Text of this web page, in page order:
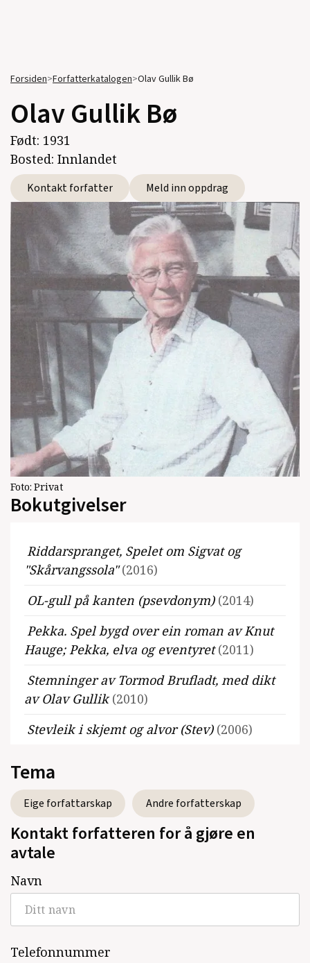
Forsiden>Forfatterkatalogen>Olav Gullik Bø
Olav Gullik Bø
Født: 1931
Bosted: Innlandet
Kontakt forfatter Meld inn oppdrag
Foto: Privat
Bokutgivelser
Riddarspranget, Spelet om Sigvat og
"Skårvangssola"(2016)
OL-gull på kanten (psevdonym) (2014)
Pekka. Spel bygd over ein roman av Knut
Hauge; Pekka, elva og eventyret(2011)
Stemninger av Tormod Brufladt, med dikt
av Olav Gullik(2010)
Stevleik i skjemt og alvor (Stev) (2006)
Anders Underdal
Vinjespelet. Om Aasmund Olavsson og
Eidsbugarden(2002)
Kongens kvinne. Spelet om kong Harald og
Gyda på Kvie
Makt og mannetekke. Spelet om Dorothea
Anker(1999)
Studieutgåve over Knut Hauges Sagaen om
Tema
Eige forfattarskap Andre forfatterskap
Kontakt forfatteren for å gjøre en
avtale
Navn
Telefonnummer